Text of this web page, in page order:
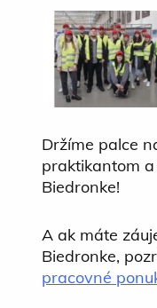
Držíme palce
praktikantom
Biedronke!
A ak máte
Biedronke,
pracovné